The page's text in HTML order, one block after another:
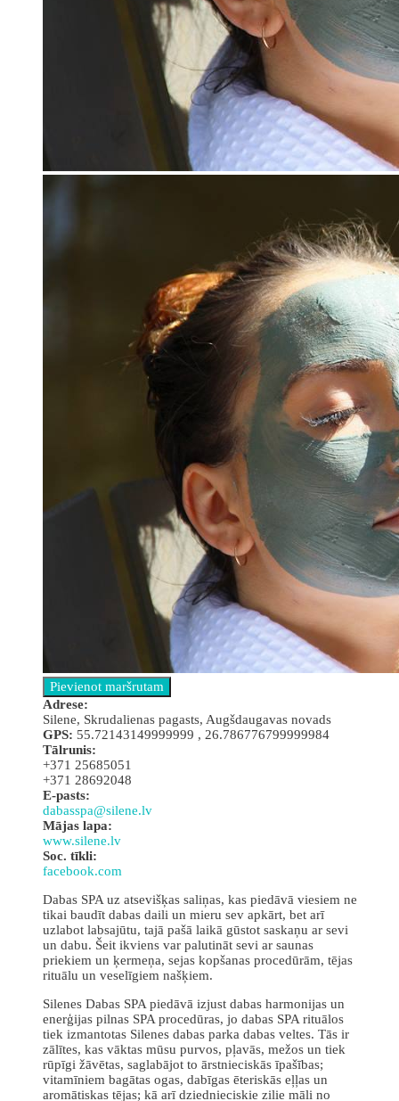
Аdrese:
Silene, Skrudalienas pagasts, Augšdaugavas novads
GPS: 55.72143149999999 , 26.786776799999984
Tālrunis:
+371 25685051
+371 28692048
E-pasts:
dabasspa@silene.lv
Mājas lapa:
www.silene.lv
Soc. tīkli:
facebook.com
Dabas SPA uz atsevišķas saliņas, kas piedāvā viesiem ne
tikai baudīt dabas daili un mieru sev apkārt, bet arī
uzlabot labsajūtu, tajā pašā laikā gūstot saskaņu ar sevi
un dabu. Šeit ikviens var palutināt sevi ar saunas
priekiem un ķermeņa, sejas kopšanas procedūrām, tējas
rituālu un veselīgiem našķiem.
Silenes Dabas SPA piedāvā izjust dabas harmonijas un
enerģijas pilnas SPA procedūras, jo dabas SPA rituālos
tiek izmantotas Silenes dabas parka dabas veltes. Tās ir
zālītes, kas vāktas mūsu purvos, pļavās, mežos un tiek
rūpīgi žāvētas, saglabājot to ārstnieciskās īpašības;
vitamīniem bagātas ogas, dabīgas ēteriskās eļļas un
aromātiskas tējas; kā arī dziednieciskie zilie māli no